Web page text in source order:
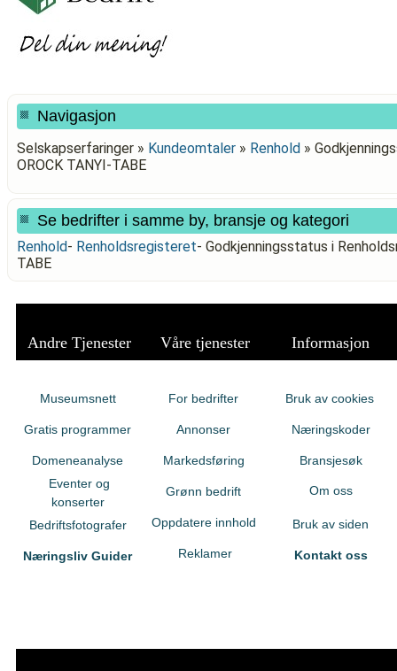
Navigasjon
Selskapserfaringer » Kundeomtaler » Renhold »
OROCK TANYI-TABE
Se bedrifter i samme by, bransje og kategori
Renhold- Renholdsregisteret- Godkjenningsstatus i
TABE
Andre Tjenester Våre tjenester Informasjon
Museumsnett
Gratis programmer
Domeneanalyse
Eventer og
konserter
Bedriftsfotografer
Næringsliv Guider
For bedrifter
Annonser
Markedsføring
Grønn bedrift
Oppdatere innhold
Reklamer
Bruk av cookies
Næringskoder
Bransjesøk
Om oss
Bruk av siden
Kontakt oss